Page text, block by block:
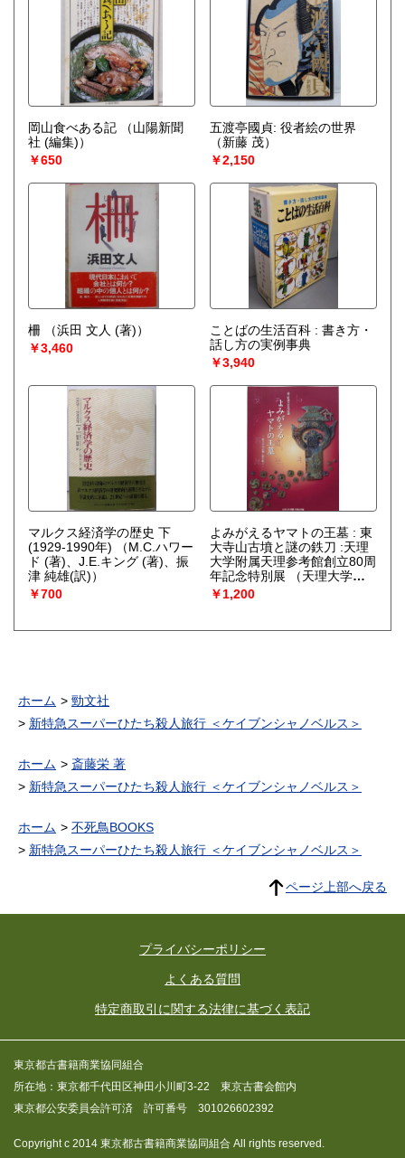
岡山食べある記
（山陽新聞
社 (編集)）
￥650
五渡亭國貞: 役者絵の世界
（新藤 茂）
￥2,150
柵
（浜田 文人 (著)）
￥3,460
ことばの生活百科 : 書き方・
話し方の実例事典
￥3,940
マルクス経済学の歴史 下
(1929-1990年)
（M.C.ハワー
ド (著)、J.E.キング (著)、振
津 純雄(訳)）
￥700
よみがえるヤマトの王墓 : 東
大寺山古墳と謎の鉄刀 :天理
大学附属天理参考館創立80周
年記念特別展
（天理大学附
属天理参考館考古美術室
編）
￥1,200
ホーム
勁文社
新特急スーパーひたち殺人旅行 ＜ケイブンシャノベルス＞
ホーム
斎藤栄 著
新特急スーパーひたち殺人旅行 ＜ケイブンシャノベルス＞
ホーム
不死鳥BOOKS
新特急スーパーひたち殺人旅行 ＜ケイブンシャノベルス＞
ページ上部へ戻る
プライバシーポリシー
よくある質問
特定商取引に関する法律に基づく表記
東京都古書籍商業協同組合
所在地：東京都千代田区神田小川町3-22 東京古書会館内
東京都公安委員会許可済 許可番号 301026602392
Copyright c 2014 東京都古書籍商業協同組合 All rights reserved.